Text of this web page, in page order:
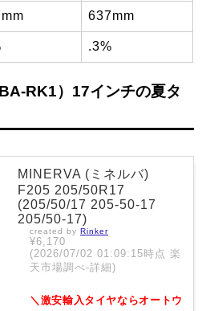
637mm
.3%
RK1）17インチの夏タ
MINERVA (ミネルバ)
F205 205/50R17
(205/50/17 205-50-17
205/50-17)
created by Rinker
¥6,170
(2026/07/02 01:09:15時点 楽
天市場調べ-詳細)
＼激安輸入タイヤならオートウ